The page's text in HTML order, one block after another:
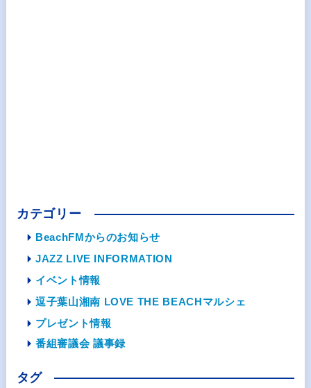
カテゴリー
BeachFMからのお知らせ
JAZZ LIVE INFORMATION
イベント情報
逗子葉山湘南 LOVE THE BEACHマルシェ
プレゼント情報
番組審議会 議事録
タグ